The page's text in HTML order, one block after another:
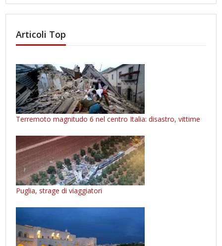
Articoli Top
Terremoto magnitudo 6 nel centro Italia: disastro, vittime
Puglia, strage di viaggiatori